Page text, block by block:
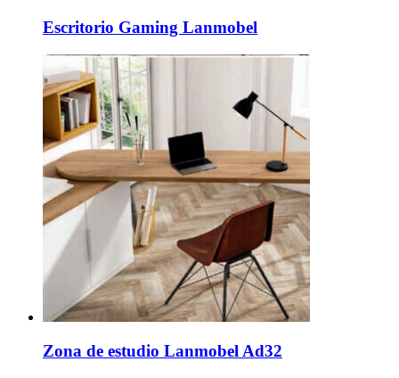
Escritorio Gaming Lanmobel
Zona de estudio Lanmobel Ad32